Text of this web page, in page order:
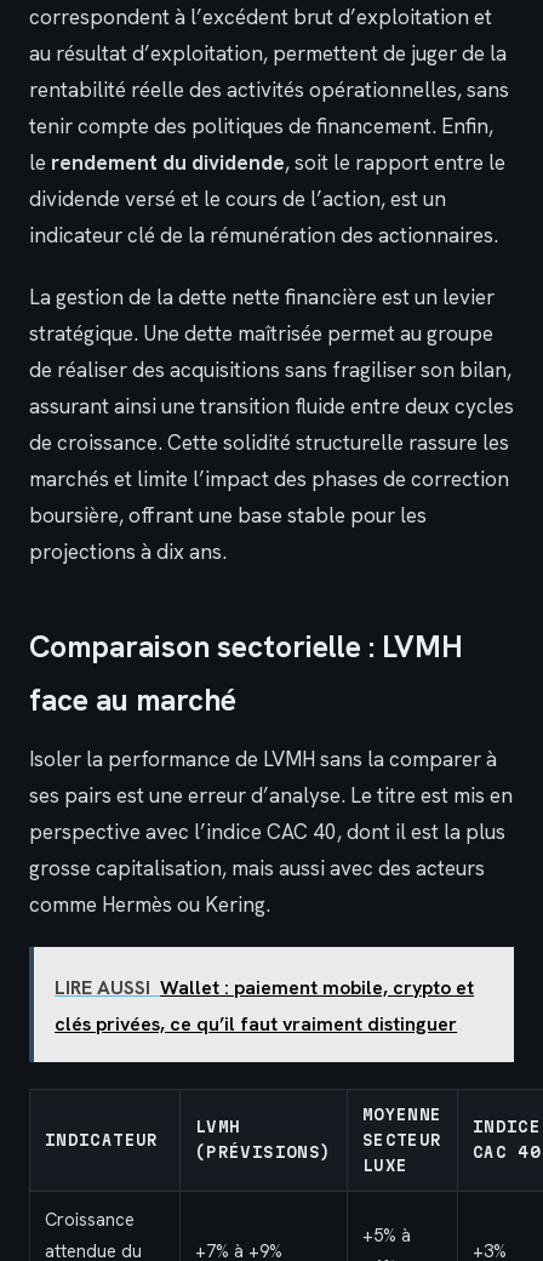
correspondent à l’excédent brut d’exploitation et
au résultat d’exploitation, permettent de juger de la
rentabilité réelle des activités opérationnelles, sans
tenir compte des politiques de financement. Enfin,
le rendement du dividende, soit le rapport entre le
dividende versé et le cours de l’action, est un
indicateur clé de la rémunération des actionnaires.
La gestion de la dette nette financière est un levier
stratégique. Une dette maîtrisée permet au groupe
de réaliser des acquisitions sans fragiliser son bilan,
assurant ainsi une transition fluide entre deux cycles
de croissance. Cette solidité structurelle rassure les
marchés et limite l’impact des phases de correction
boursière, offrant une base stable pour les
projections à dix ans.
Comparaison sectorielle : LVMH
face au marché
Isoler la performance de LVMH sans la comparer à
ses pairs est une erreur d’analyse. Le titre est mis en
perspective avec l’indice CAC 40, dont il est la plus
grosse capitalisation, mais aussi avec des acteurs
comme Hermès ou Kering.
LIRE AUSSI Wallet : paiement mobile, crypto et
clés privées, ce qu’il faut vraiment distinguer
INDICATEUR
LVMH
(PRÉVISIONS)
MOYENNE
SECTEUR
LUXE
INDICE
CAC 40
Croissance
attendue du
+7% à +9%
+5% à
+3%